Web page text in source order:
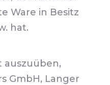
Ware in Besitz
hat.
auszuüben,
GmbH, Langer